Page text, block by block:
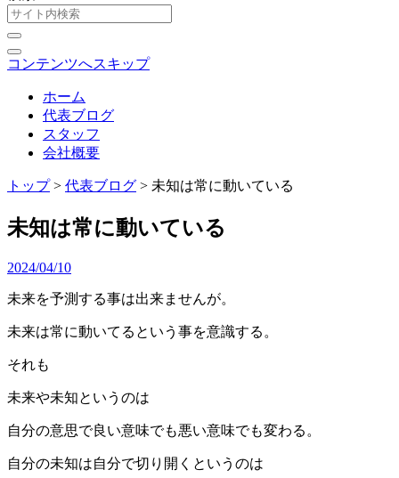
コンテンツへスキップ
ホーム
代表ブログ
スタッフ
会社概要
トップ> 代表ブログ > 未知は常に動いている
未知は常に動いている
2024/04/10
未来を予測する事は出来ませんが。
未来は常に動いてるという事を意識する。
それも
未来や未知というのは
自分の意思で良い意味でも悪い意味でも変わる。
自分の未知は自分で切り開くというのは